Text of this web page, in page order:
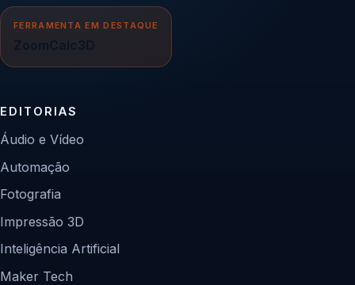
FERRAMENTA EM DESTAQUE
ZoomCalc3D
EDITORIAS
Áudio e Vídeo
Automação
Fotografia
Impressão 3D
Inteligência Artificial
Maker Tech